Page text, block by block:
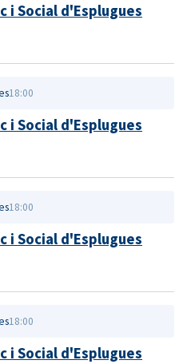
i Social d'Esplugues
18:00
i Social d'Esplugues
18:00
i Social d'Esplugues
18:00
i Social d'Esplugues